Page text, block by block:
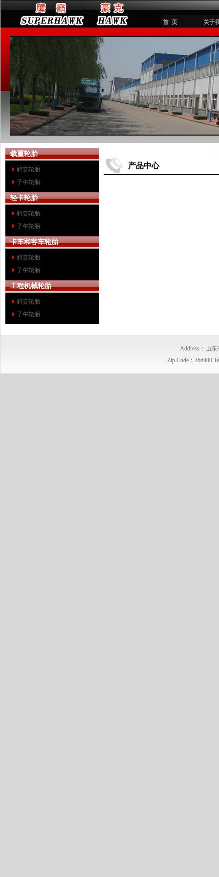
首 页 关于
载重轮胎
斜交轮胎
子午轮胎
轻卡轮胎
斜交轮胎
子午轮胎
卡车和客车轮胎
斜交轮胎
子午轮胎
工程机械轮胎
斜交轮胎
子午轮胎
产品中心
Address：山
Zip Code：266000